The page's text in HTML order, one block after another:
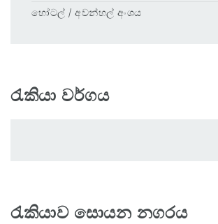
හෝටල් / අවන්හල් අංශය
රැකියා වර්ගය
රැකියාව සොයන නගරය